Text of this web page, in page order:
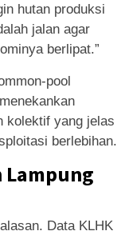
hutan produksi
jalan agar
berlipat.”
pool
kolektif yang jelas
berlebihan.
Lampung
Data KLHK